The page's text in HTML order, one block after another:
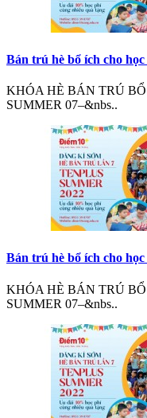
Bán trú hè bổ ích cho
KHÓA HÈ BÁN TRÚ
SUMMER 07–&nbs..
Bán trú hè bổ ích cho
KHÓA HÈ BÁN TRÚ
SUMMER 07–&nbs..